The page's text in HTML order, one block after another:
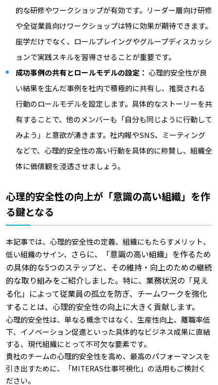
的な研修やワークショップが有効です。リーダー層向け研修
や全従業員向けワークショップは特に効果が期待できます。
座学だけでなく、ロールプレイングやグループディスカッシ
ョンで実践スキルを習得させることが重要です。
成功事例の共有とロールモデルの設定： 心理的安全性が良
い結果を生んだ事例を社内で積極的に共有し、推奨される
行動のロールモデルを設定します。具体的なストーリーを共
有することで、他のメンバーも「自分も同じように行動して
みよう」と意欲が湧きます。社内報やSNS、ミーティング
などで、心理的安全性の高い行動を具体的に称賛し、組織全
体に価値観を浸透させましょう。
心理的安全性の向上が「意識の高い組織」を作
る鍵となる
本記事では、心理的安全性の定義、組織にもたらすメリット、
低い組織のサイン、 さらに、「意識の高い組織」を作るため
の具体的な5つのステップと、その維持・向上のための継続
的な取り組みをご紹介しました。特に、業務状況の「見え
る化」によって従業員の孤立を防ぎ、チームワークを強化
することは、心理的安全性の向上に大きく貢献します。
心理的安全性は、単なる概念ではなく、生産性向上、離職率低
下、イノベーション促進といった具体的なビジネス成果に直結
する、現代組織にとって不可欠な要素です。
貴社のチームの心理的安全性を高め、最高のパフォーマンスを
引き出すために、「MITERAS仕事可視化」の活用もご検討く
ださい。